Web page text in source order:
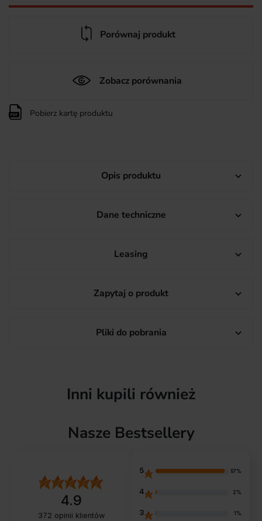
Porównaj produkt
Zobacz porównania
Pobierz kartę produktu
Opis produktu 
Dane techniczne 
Leasing 
Zapytaj o produkt 
Pliki do pobrania 
Inni kupili również
Nasze Bestsellery
4.9
372 opinii klientów
5 97%
4 2%
3 1%